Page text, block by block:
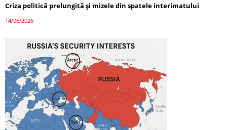
Criza politică prelungită și mizele din spatele interimatului
14/06/2026